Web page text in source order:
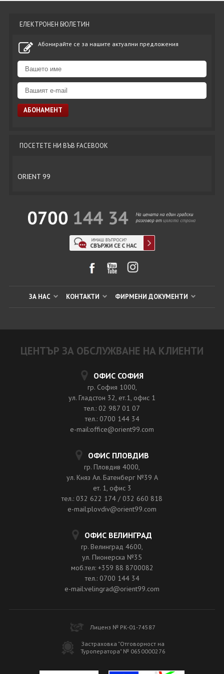
ЕЛЕКТРОНЕН БЮЛЕТИН
Абонирайте се за нашите актуални предложения
ПОСЕТЕТЕ НИ ВЪВ FACEBOOK
ORIENT 99
ЗА НАС КОНТАКТИ ФИРМЕНИ ДОКУМЕНТИ
ЦЕНТЪР ЗА ОБСЛУЖВАНЕ НА КЛИЕНТИ
ОФИС СОФИЯ
гр. София 1000,
ул. Гладстон 32, ет.1, офис 1
тел.: 02 987 01 07
тел.: 0700 144 34
e-mail:office@orient99.com
ОФИС ПЛОВДИВ
гр. Пловдив 4000,
ул. Княз Ал. Батенберг №39 A
ет. 1, офис 3
тел.: 032 622 174 / 032 660 818
e-mail:plovdiv@orient99.com
ОФИС ВЕЛИНГРАД
гр. Велинград 4600,
ул. Пионерска №35
моб.тел: +359 88 8700082
тел.: 0700 144 34
e-mail:velingrad@orient99.com
Лиценз № РК-01-74587
Застраховка "Отговорност на
Туроператора" № 0650000276